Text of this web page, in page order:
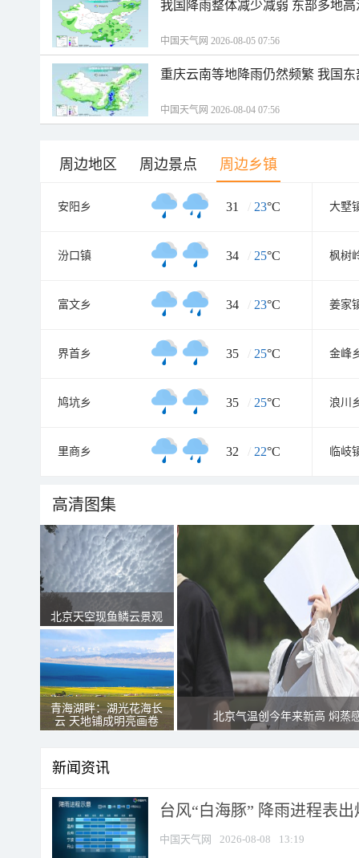
我国降雨整体减少减弱 东部多地
中国天气网 2026-08-05 07:56
重庆云南等地降雨仍然频繁 我国
中国天气网 2026-08-04 07:56
周边地区 周边景点 周边乡镇
安阳乡 31 / 23°C 大墅
汾口镇 34 / 25°C 枫树
富文乡 34 / 23°C 姜家
界首乡 35 / 25°C 金峰
鸠坑乡 35 / 25°C 浪川
里商乡 32 / 22°C 临岐
高清图集
北京天空现鱼鳞云景观
青海湖畔：湖光花海长
云 天地铺成明亮画卷
北京气温创今年来新高 焖蒸
新闻资讯
台风“白海豚” 降雨进程表
中国天气网 2026-08-08 13:19